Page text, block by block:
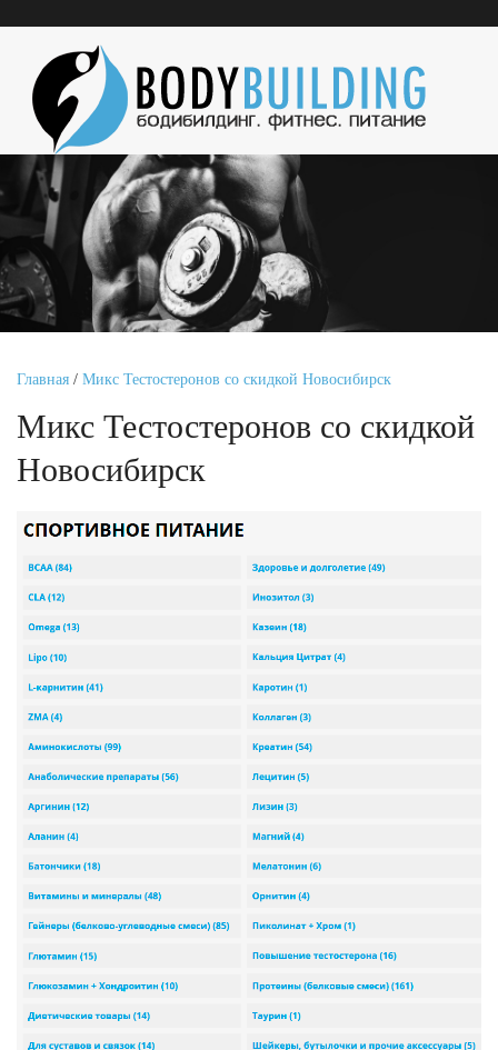
Главная / Микс Тестостеронов со скидкой Новосибирск
Микс Тестостеронов со скидкой
Новосибирск